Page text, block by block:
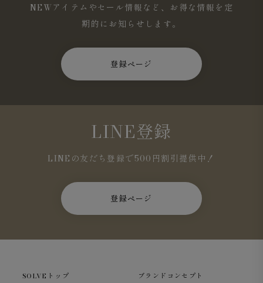
Surf Slacks ライトウェイト ドライタッチポリエステル
2WAYストレッチ ベージュ
NEWアイテムやセール情報など、お得な情報を定
期的にお知らせします。
登録ページ
LINE登録
LINEの友だち登録で500円割引提供中！
登録ページ
SOLVEトップ ブランドコンセプト